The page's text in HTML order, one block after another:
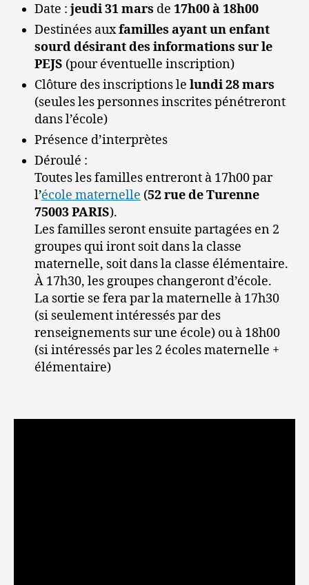
(31/03/
Date : jeudi 31 mars de 17h00 à 18h00
Destinées auxfamilles ayant un enfant
sourd désirant des informations sur le
PEJS (pour éventuelle inscription)
Clôture des inscriptions le lundi 28 mars
(seules les personnes inscrites pénétreront
dans l’école)
Présence d’interprètes
Déroulé :
Toutes les familles entreront à 17h00 par
l’école maternelle (52 rue de Turenne
75003 PARIS).
Les familles seront ensuite partagées en 2
groupes qui iront soit dans la classe
maternelle, soit dans la classe élémentaire.
À 17h30, les groupes changeront d’école.
La sortie se fera par la maternelle à 17h30
(si seulement intéressés par des
renseignements sur une école) ou à 18h00
(si intéressés par les 2 écoles maternelle +
élémentaire)